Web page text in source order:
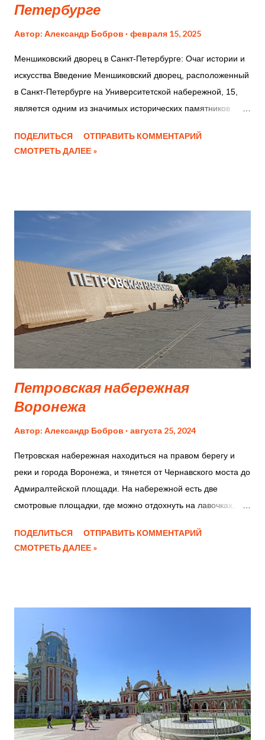
Петербурге
Автор: Александр Бобров февраля 15, 2025
​Меншиковский дворец в Санкт-Петербурге: Очаг истории и
искусства Введение Меншиковский дворец, расположенный
в Санкт-Петербурге на Университетской набережной, 15,
является одним из значимых исторических памятников
богатую коллекцию экспозиций, картин и предметов
искусства петровского времени, привлекая внимание как
владел Большим Меншиковским дворцом в Ораниенбауме,
что свидетельствует о его значительном влиянии и
богатстве. Архитектурные особенности Одной из
уникальных особенностей Меншиковского дворца является
отделка нескольких помещений изразцами – бело-синими
расписными керамическими плитками, каждая из которых
имеет неповторимый рисунок. Эти плитки придают дворцу
особый шарм и подчеркивают его историческую ценность....
ПОДЕЛИТЬСЯ
ОТПРАВИТЬ КОММЕНТАРИЙ
СМОТРЕТЬ ДАЛЕЕ »
Петровская набережная
Воронежа
Автор: Александр Бобров августа 25, 2024
Петровская набережная находиться на правом берегу и
реки и города Воронежа, и тянется от Чернавского моста до
Адмиралтейской площади. На набережной есть две
смотровые площадки, где можно отдохнуть на лавочках,
причалов можно совершить небольшие путешествия по
водохранилищу на речных суднах. Главным архитектурным
прикосновении неприятно бьет небольшим разрядом тока.
Перила на одном участке плохо закреплены болтами и в
одном месте шатаются, так что будьте осторожны, можно
вместе с ними упасть в воду. Дата посещения 16 августа
2024 года Петровская набережная Петровская набережная
Петровская набережная Петровская набережная
Петровская набережная Петровская набережная
ПОДЕЛИТЬСЯ
ОТПРАВИТЬ КОММЕНТАРИЙ
СМОТРЕТЬ ДАЛЕЕ »